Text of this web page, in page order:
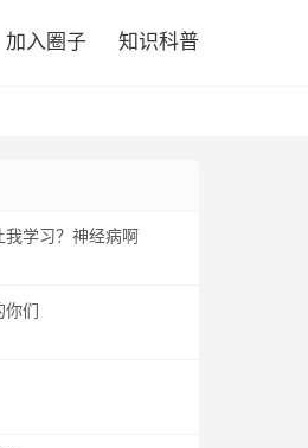
加入圈子 知识科普
我学习？神经病啊
你们